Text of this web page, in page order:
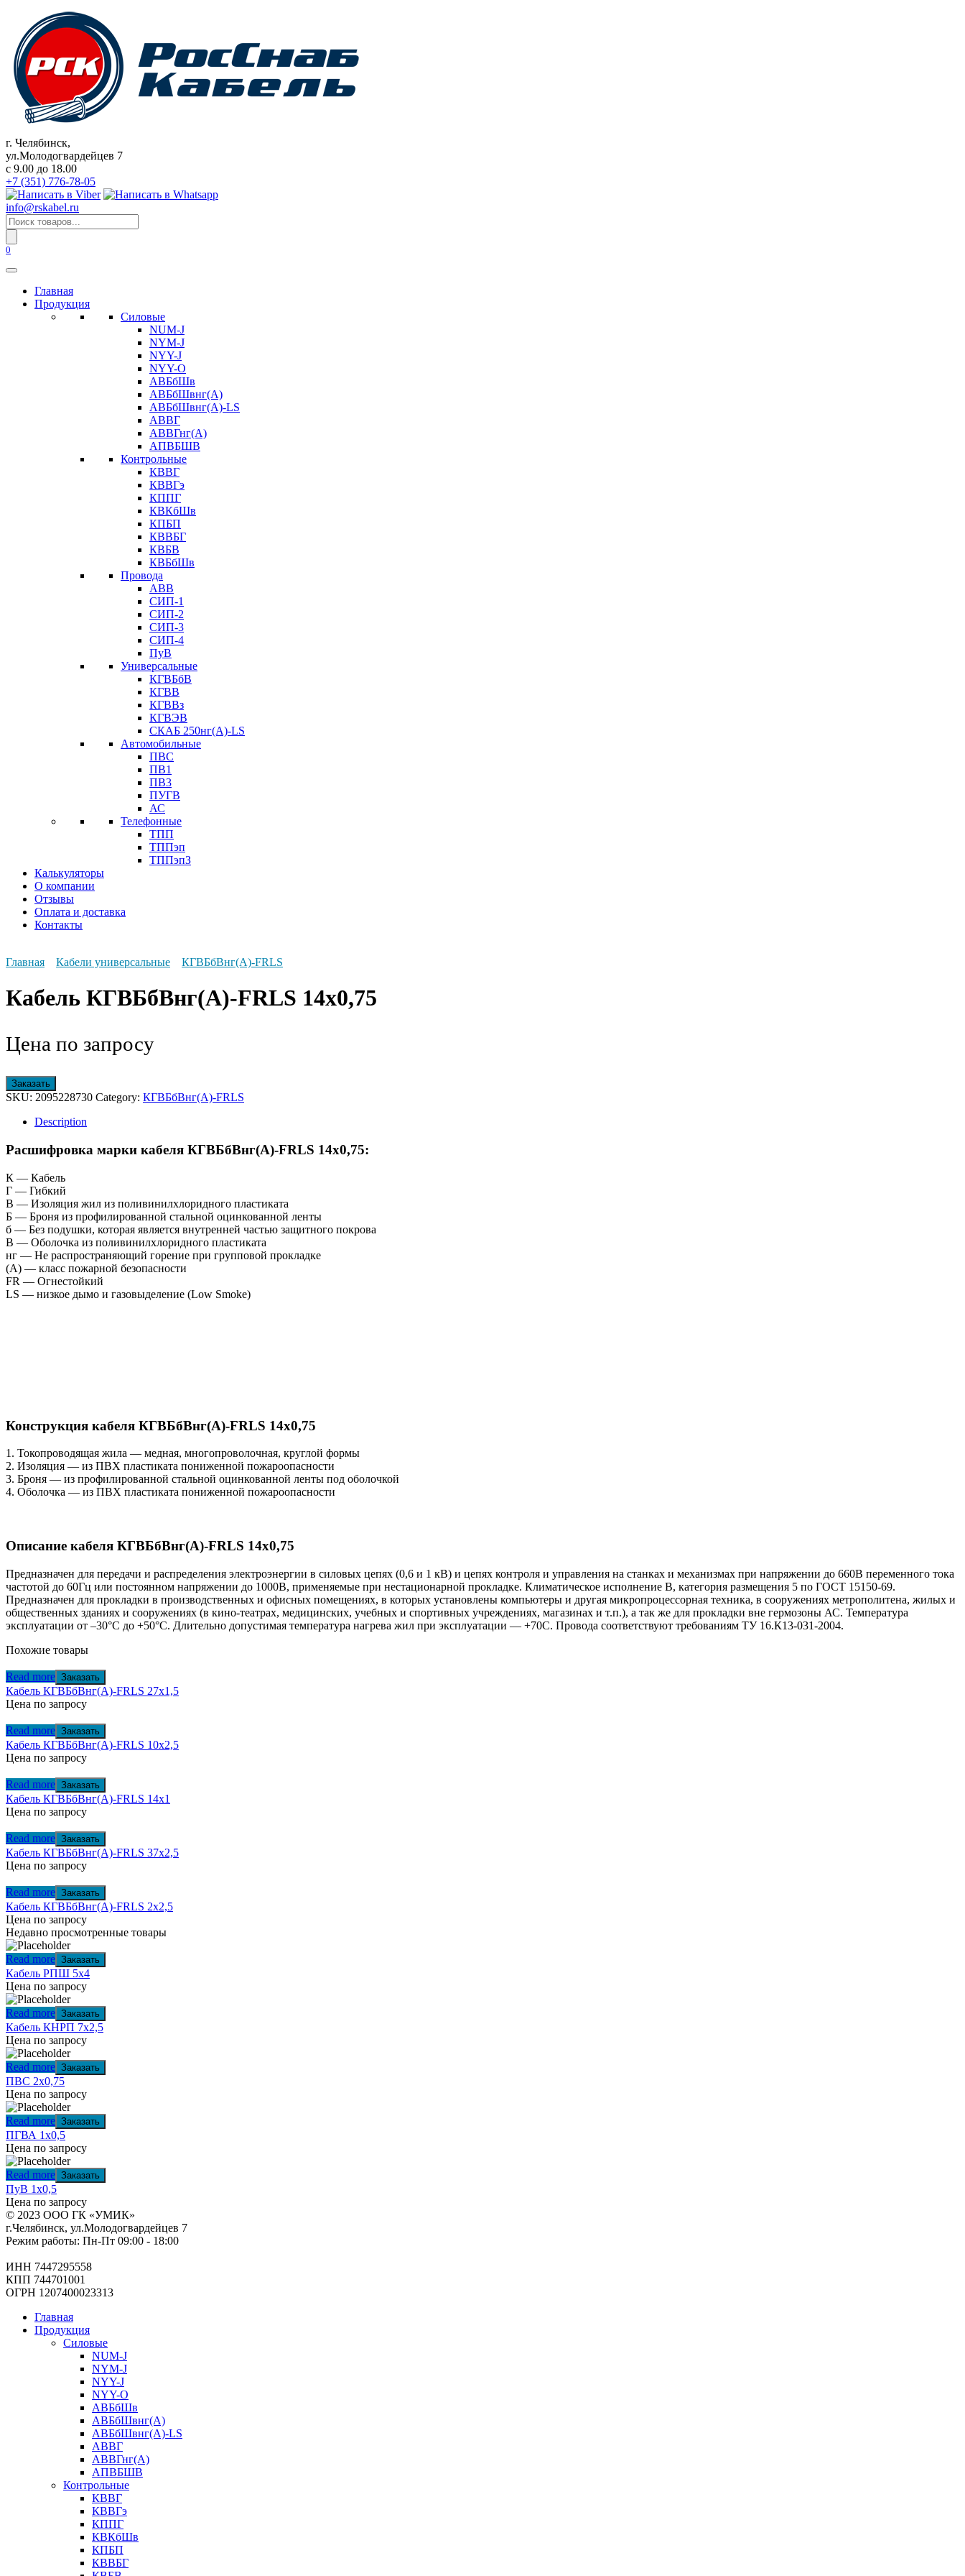
содержанию
г. Челябинск,
ул.Молодогвардейцев 7
c 9.00 до 18.00
+7 (351) 776-78-05
info@rskabel.ru
Поиск
товаров
0
Главная
Продукция
Силовые
NUM-J
NYM-J
NYY-J
NYY-O
АВБбШв
АВБбШвнг(А)
АВБбШвнг(А)-LS
АВВГ
АВВГнг(А)
АПВБШВ
Контрольные
КВВГ
КВВГэ
КППГ
КВКбШв
КПБП
КВВБГ
КВБВ
КВБбШв
Провода
АВВ
СИП-1
СИП-2
СИП-3
СИП-4
ПуВ
Универсальные
КГВБбВ
КГВВ
КГВВз
КГВЭВ
СКАБ 250нг(А)-LS
Автомобильные
ПВС
ПВ1
ПВ3
ПУГВ
АС
Телефонные
ТПП
ТППэп
ТППэпЗ
Калькуляторы
О компании
Отзывы
Оплата и доставка
Контакты
Главная Кабели универсальные КГВБбВнг(А)-FRLS
Кабель КГВБбВнг(А)-FRLS 14х0,75
Цена по запросу
Заказать
SKU: 2095228730 Category: КГВБбВнг(А)-FRLS
Description
Расшифровка марки кабеля КГВБбВнг(А)-FRLS 14х0,75:
К — Кабель
Г — Гибкий
В — Изоляция жил из поливинилхлоридного пластиката
Б — Броня из профилированной стальной оцинкованной ленты
б — Без подушки, которая является внутренней частью защитного покрова
В — Оболочка из поливинилхлоридного пластиката
нг — Не распространяющий горение при групповой прокладке
(А) — класс пожарной безопасности
FR — Огнестойкий
LS — низкое дымо и газовыделение (Low Smoke)
Конструкция кабеля КГВБбВнг(А)-FRLS 14х0,75
1. Токопроводящая жила — медная, многопроволочная, круглой формы
2. Изоляция — из ПВХ пластиката пониженной пожароопасности
3. Броня — из профилированной стальной оцинкованной ленты под оболочкой
4. Оболочка — из ПВХ пластиката пониженной пожароопасности
Описание кабеля КГВБбВнг(А)-FRLS 14х0,75
Предназначен для передачи и распределения электроэнергии в силовых цепях (0,6 и 1 кВ) и цепях контроля и управления на станках и механизмах при напряжении до 660В переменного тока
частотой до 60Гц или постоянном напряжении до 1000В, применяемые при нестационарной прокладке. Климатическое исполнение В, категория размещения 5 по ГОСТ 15150-69.
Предназначен для прокладки в производственных и офисных помещениях, в которых установлены компьютеры и другая микропроцессорная техника, в сооружениях метрополитена, жилых и
общественных зданиях и сооружениях (в кино-театрах, медицинских, учебных и спортивных учреждениях, магазинах и т.п.), а так же для прокладки вне гермозоны АС. Температура
эксплуатации от –30°С до +50°С. Длительно допустимая температура нагрева жил при эксплуатации — +70С. Провода соответствуют требованиям ТУ 16.К13-031-2004.
Похожие товары
Read more Заказать
Кабель КГВБбВнг(А)-FRLS 27х1,5
Цена по запросу
Read more Заказать
Кабель КГВБбВнг(А)-FRLS 10х2,5
Цена по запросу
Read more Заказать
Кабель КГВБбВнг(А)-FRLS 14х1
Цена по запросу
Read more Заказать
Кабель КГВБбВнг(А)-FRLS 37х2,5
Цена по запросу
Read more Заказать
Кабель КГВБбВнг(А)-FRLS 2х2,5
Цена по запросу
Недавно просмотренные товары
Read more Заказать
Кабель РПШ 5х4
Цена по запросу
Read more Заказать
Кабель КНРП 7х2,5
Цена по запросу
Read more Заказать
ПВС 2х0,75
Цена по запросу
Read more Заказать
ПГВА 1х0,5
Цена по запросу
Read more Заказать
ПуВ 1х0,5
Цена по запросу
© 2023 ООО ГК «УМИК»
г.Челябинск, ул.Молодогвардейцев 7
Режим работы: Пн-Пт 09:00 - 18:00
ИНН 7447295558
КПП 744701001
ОГРН 1207400023313
Главная
Продукция
Силовые
NUM-J
NYM-J
NYY-J
NYY-O
АВБбШв
АВБбШвнг(А)
АВБбШвнг(А)-LS
АВВГ
АВВГнг(А)
АПВБШВ
Контрольные
КВВГ
КВВГэ
КППГ
КВКбШв
КПБП
КВВБГ